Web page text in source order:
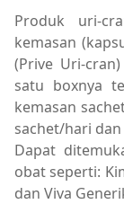
Produk uri-
kemasan
(Prive Uri-
satu boxnya
kemasan
sachet/hari
Dapat
obat seperti:
dan Viva